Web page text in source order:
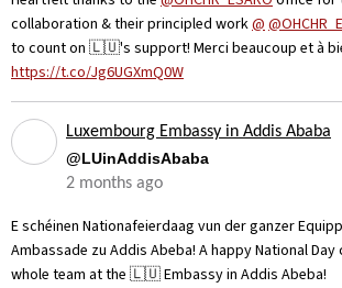
collaboration & their principled work@
to count on 🇱🇺's support! Merci beaucoup et à
https://t.co/Jg6UGXmQ0W
Luxembourg Embassy in Addis Ababa
@LUinAddisAbaba
2 months ago
E schéinen Nationafeierdaag vun der ganzer
Ambassade zu Addis Abeba! A happy National
whole team at the 🇱🇺 Embassy in Addis Abeba!